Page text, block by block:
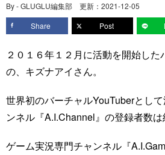
By - GLUGLU編集部 更新： 2021-12-05
Share
Post
２０１６年１２月に活動を開始した
の、キズナアイさん。
世界初のバーチャルYouTuberとし
ンネル『A.I.Channel』の登録者数は
ゲーム実況専門チャンネル『